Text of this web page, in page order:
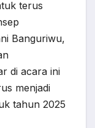
terus
Banguriwu,
di acara ini
menjadi
tahun 2025